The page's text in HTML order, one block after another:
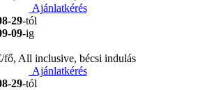
Ajánlatkérés
29-tól
09-ig
fő, All inclusive, bécsi indulás
Ajánlatkérés
29-tól